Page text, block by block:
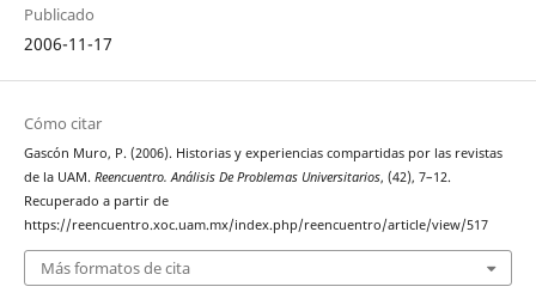
Publicado
2006-11-17
Cómo citar
Gascón Muro, P. (2006). Historias y experiencias compartidas por las revistas
de la UAM. Reencuentro. Análisis De Problemas Universitarios, (42), 7–12.
Recuperado a partir de
https://reencuentro.xoc.uam.mx/index.php/reencuentro/article/view/517
Más formatos de cita